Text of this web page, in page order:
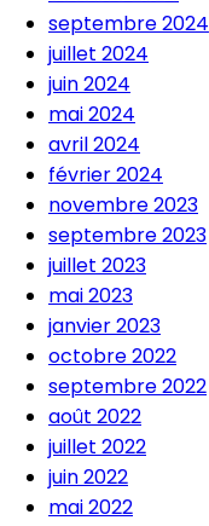
septembre 2024
juillet 2024
juin 2024
mai 2024
avril 2024
février 2024
novembre 2023
septembre 2023
juillet 2023
mai 2023
janvier 2023
octobre 2022
septembre 2022
août 2022
juillet 2022
juin 2022
mai 2022